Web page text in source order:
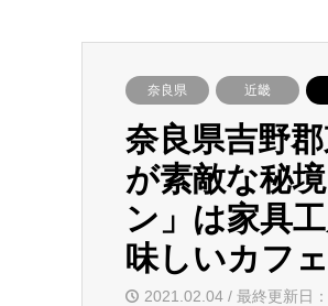
奈良県 近畿
奈良県吉野
が素敵な秘
ン」は家具
味しいカフェ
2021.02.04 / 最終更新日